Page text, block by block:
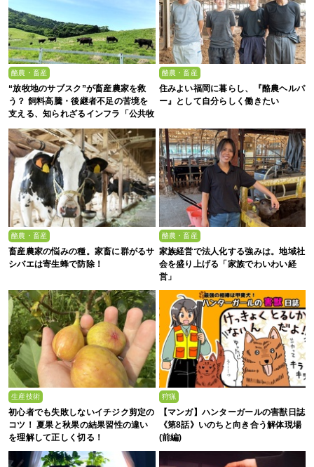
酪農・畜産
“放牧地のサブスク”が畜産農家を救
う？ 飼料高騰・後継者不足の苦境を
支える、知られざるインフラ「公共牧
場」
酪農・畜産
住みよい福岡に暮らし、『酪農ヘルパ
ー』として自分らしく働きたい
酪農・畜産
畜産農家の悩みの種。家畜に群がるサ
シバエは寄生蜂で防除！
酪農・畜産
家族経営で法人化する強みは。地域社
会を盛り上げる「家族でわいわい経
営」
生産技術
初心者でも失敗しないイチジク剪定の
コツ！ 夏果と秋果の結果習性の違い
を理解して正しく切る！
狩猟
【マンガ】ハンターガールの害獣日誌
《第8話》いのちと向き合う解体現場
(前編)